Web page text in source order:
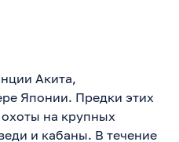
Акита,
Японии. Предки этих
на крупных
и кабаны. В течение